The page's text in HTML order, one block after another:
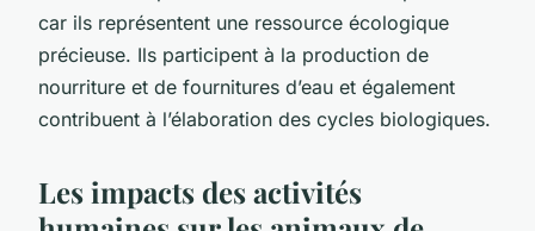
car ils représentent une ressource écologique
précieuse. Ils participent à la production de
nourriture et de fournitures d’eau et également
contribuent à l’élaboration des cycles biologiques.
Les impacts des activités